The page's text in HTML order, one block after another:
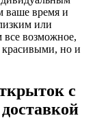
ваше время и
или
все возможное,
но и
с